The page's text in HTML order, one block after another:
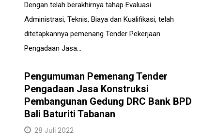
Dengan telah berakhirnya tahap Evaluasi
Administrasi, Teknis, Biaya dan Kualifikasi, telah
ditetapkannya pemenang Tender Pekerjaan
Pengadaan Jasa...
Pengumuman Pemenang Tender
Pengadaan Jasa Konstruksi
Pembangunan Gedung DRC Bank BPD
Bali Baturiti Tabanan
28 Juli 2022